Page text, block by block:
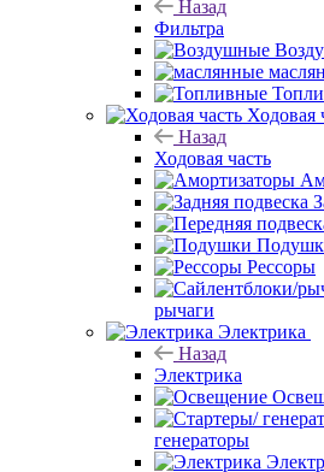
Назад
Фильтра
Ходовая
Назад
Ходовая часть
Рессоры
рычаги
Электрика
Назад
Электрика
генераторы